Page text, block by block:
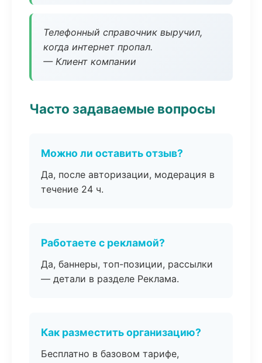
Телефонный справочник выручил,
когда интернет пропал.
— Клиент компании
Часто задаваемые вопросы
Можно ли оставить отзыв?
Да, после авторизации, модерация в
течение 24 ч.
Работаете с рекламой?
Да, баннеры, топ-позиции, рассылки
— детали в разделе Реклама.
Как разместить организацию?
Бесплатно в базовом тарифе,